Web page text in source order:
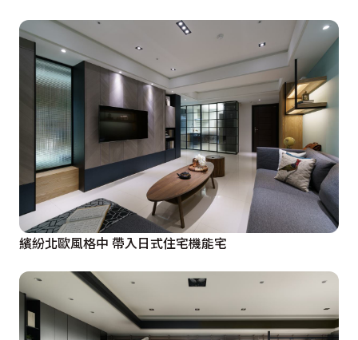
繽紛北歐風格中 帶入日式住宅機能宅